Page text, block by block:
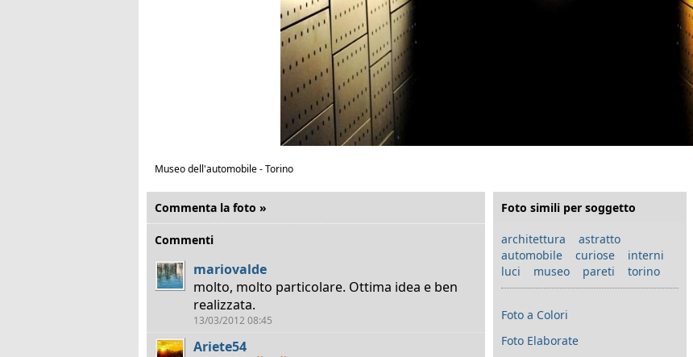
Museo dell'automobile - Torino
Commenta la foto »
Commenti
mariovalde
molto, molto particolare. Ottima idea e ben
realizzata.
13/03/2012 08:45
Ariete54
Foto simili per soggetto
architettura
astratto
automobile
curiose
interni
luci
museo pareti torino
Foto a Colori
Foto Elaborate